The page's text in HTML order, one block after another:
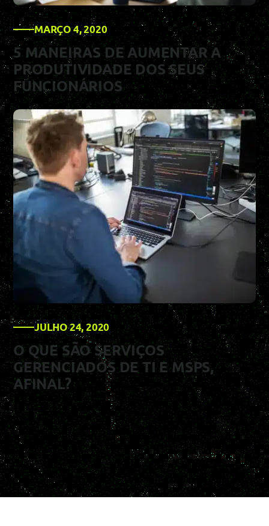
MARÇO 4, 2020
5 MANEIRAS DE AUMENTAR A
PRODUTIVIDADE DOS SEUS
FUNCIONÁRIOS
JULHO 24, 2020
O QUE SÃO SERVIÇOS
GERENCIADOS DE TI E MSPS,
AFINAL?